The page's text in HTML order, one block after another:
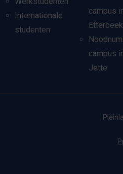
Internationale
studenten
campus
Etterbeek
campus
Jette